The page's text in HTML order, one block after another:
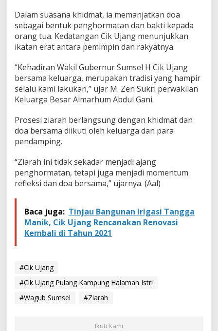
k
a
m
A
h
M
e
r
a
Dalam suasana khidmat, ia memanjatkan doa
sebagai bentuk penghormatan dan bakti kepada
orang tua. Kedatangan Cik Ujang menunjukkan
ikatan erat antara pemimpin dan rakyatnya.
“Kehadiran Wakil Gubernur Sumsel H Cik Ujang
bersama keluarga, merupakan tradisi yang hampir
selalu kami lakukan,” ujar M. Zen Sukri perwakilan
Keluarga Besar Almarhum Abdul Gani.
Prosesi ziarah berlangsung dengan khidmat dan
doa bersama diikuti oleh keluarga dan para
pendamping.
“Ziarah ini tidak sekadar menjadi ajang
penghormatan, tetapi juga menjadi momentum
refleksi dan doa bersama,” ujarnya. (Aal)
Baca juga: Tinjau Bangunan Irigasi Tangga
Manik, Cik Ujang Rencanakan Renovasi
Kembali di Tahun 2021
#Cik Ujang
#Cik Ujang Pulang Kampung Halaman Istri
#Wagub Sumsel
#Ziarah
Ikuti Kami